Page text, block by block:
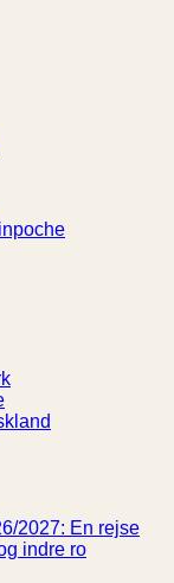
2027: En rejse
indre ro